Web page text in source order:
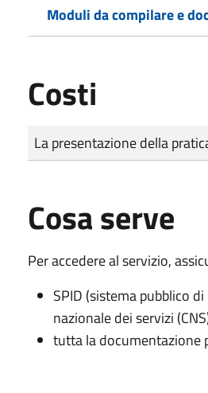
Moduli da compilare e
Costi
Tipo di pagamento
Importo
La presentazione della
Cosa serve
Per accedere al servizio,
SPID (sistema pubblico
nazionale dei servizi
tutta la documentazione